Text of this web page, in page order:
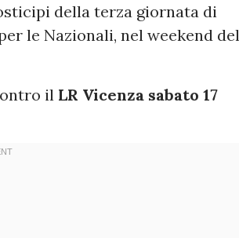
della terza giornata di
le Nazionali, nel weekend del
il LR Vicenza sabato 17